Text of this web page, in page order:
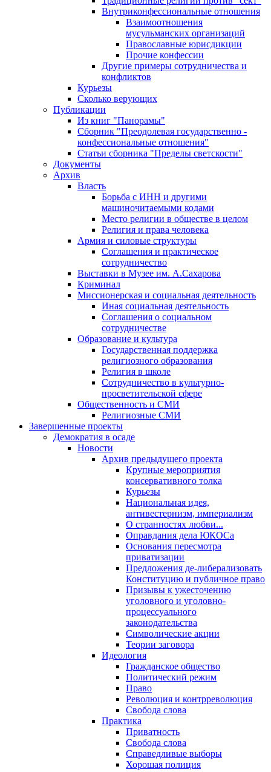
Внутриконфессиональные отношения
Взаимоотношения
мусульманских организаций
Православные юрисдикции
Прочие конфессии
Другие примеры сотрудничества и
конфликтов
Курьезы
Сколько верующих
Публикации
Из книг "Панорамы"
Сборник "Преодолевая государственно -
конфессиональные отношения"
Статьи сборника "Пределы светскости"
Документы
Архив
Власть
Борьба с ИНН и другими
машиночитаемыми кодами
Место религии в обществе в целом
Религия и права человека
Армия и силовые структуры
Соглашения и практическое
сотрудничество
Выставки в Музее им. А.Сахарова
Криминал
Миссионерская и социальная деятельность
Иная социальная деятельность
Соглашения о социальном
сотрудничестве
Образование и культура
Государственная поддержка
религиозного образования
Религия в школе
Сотрудничество в культурно-
просветительской сфере
Общественность и СМИ
Религиозные СМИ
Завершенные проекты
Демократия в осаде
Новости
Архив предыдущего проекта
Крупные мероприятия
консервативного толка
Курьезы
Национальная идея,
антивестернизм, империализм
О странностях любви...
Оправдания дела ЮКОСа
Основания пересмотра
приватизации
Предложения де-либерализовать
Конституцию и публичное право
Призывы к ужесточению
уголовного и уголовно-
процессуального
законодательства
Символические акции
Теории заговора
Идеология
Гражданское общество
Политический режим
Право
Революция и контрреволюция
Свобода слова
Практика
Приватность
Свобода слова
Справедливые выборы
Хорошая полиция